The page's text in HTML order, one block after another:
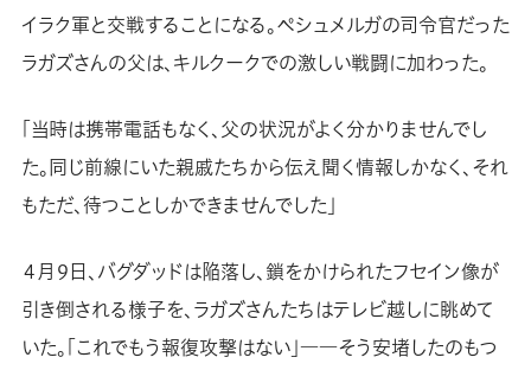
イラク軍と交戦することになる。ペシュメルガの司令官だった
ラガズさんの父は、キルクークでの激しい戦闘に加わった。
「当時は携帯電話もなく、父の状況がよく分かりませんでし
た。同じ前線にいた親戚たちから伝え聞く情報しかなく、それ
もただ、待つことしかできませんでした」
４月９日、バグダッドは陥落し、鎖をかけられたフセイン像が
引き倒される様子を、ラガズさんたちはテレビ越しに眺めて
いた。「これでもう報復攻撃はない」――そう安堵したのもつ